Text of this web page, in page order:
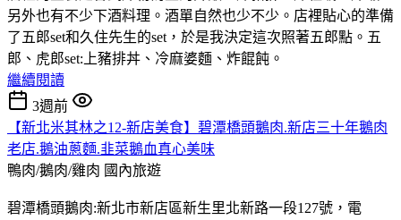
另外也有不少下酒料理。酒單自然也少不少。店裡貼心的準備
了五郎set和久住先生的set，於是我決定這次照著五郎點。五
郎、虎郎set:上豬排丼、冷麻婆麵、炸餛飩。
繼續閱讀
3週前
【新北米其林之12-新店美食】碧潭橋頭鵝肉.新店三十年鵝肉
老店.鵝油蔥麵.韭菜鵝血真心美味
鴨肉/鵝肉/雞肉 國內旅遊
碧潭橋頭鵝肉:新北市新店區新生里北新路一段127號，電